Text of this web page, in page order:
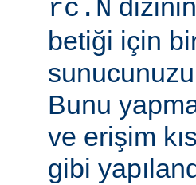
rc.N
betiği için
Bunu
ve erişim
gibi